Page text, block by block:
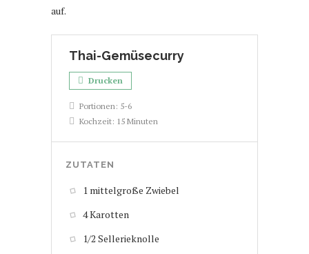
auf.
Thai-Gemüsecurry
Drucken
Portionen: 5-6
Kochzeit: 15 Minuten
ZUTATEN
1 mittelgroße Zwiebel
4 Karotten
1/2 Sellerieknolle